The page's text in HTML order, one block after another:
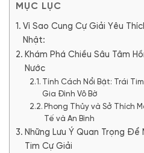
MỤC LỤC
Vì Sao Cung Cự Giải Yêu
Nhật:
Khám Phá Chiều Sâu Tâm
Nước
Tính Cách Nổi Bật: Trái
Gia Đình Vô Bờ
Phong Thủy và Sở Thích
Tế và An Bình
Những Lưu Ý Quan Trọng
Tim Cự Giải